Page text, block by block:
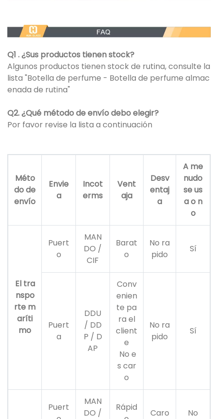
Q1 . ¿Sus productos tienen stock?
Algunos productos tienen stock de rutina, consulte la
lista "Botella de perfume - Botella de perfume almac
enada de rutina"
Q2. ¿Qué método de envío debo elegir?
Por favor revise la lista a continuación
Méto
do de
envío
Envie
a
Incot
erms
Vent
aja
Desv
entaj
a
A me
nudo
se us
a o n
o
El tra
nspo
rte m
aríti
mo
Puert
o
MAN
DO /
CIF
Barat
o
No ra
pido
Sí
Puert
a
DDU
/ DD
P / D
AP
Conv
enien
te pa
ra el
client
e
No e
s car
o
No ra
pido
Sí
Puert
MAN
DO /
Rápid
Caro No